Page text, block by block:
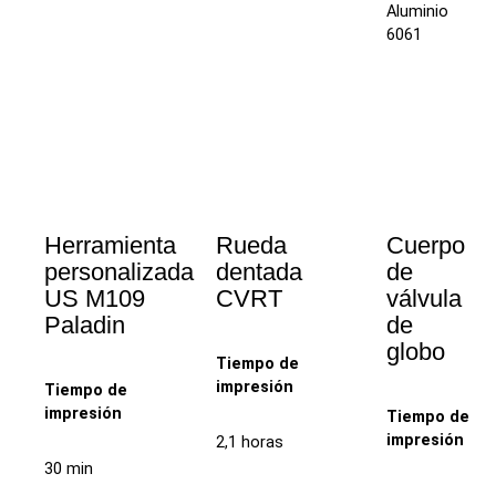
Aluminio
6061
Herramienta
personalizada
US M109
Paladin
Tiempo de
impresión
30 min
Rueda
dentada
CVRT
Tiempo de
impresión
2,1 horas
Cuerpo
de
válvula
de
globo
Tiempo de
impresión